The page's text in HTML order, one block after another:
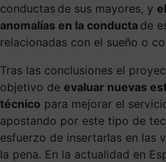
conductas de sus mayores, y
anomalías en la conducta de
relacionadas con el sueño o
Tras las conclusiones el
objetivo de evaluar nuevas
técnico para mejorar el
apostando por este tipo de
esfuerzo de insertarlas en las
la pena. En la actualidad en